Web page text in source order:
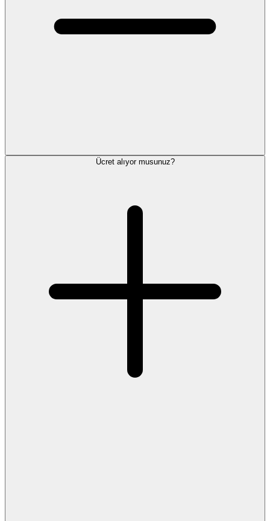
Ücret alıyor musunuz?